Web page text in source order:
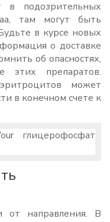
в подозрительных
там могут быть
в курсе новых
о доставке
об опасностях,
этих препаратов.
может
в конечном счете к
от направления. В